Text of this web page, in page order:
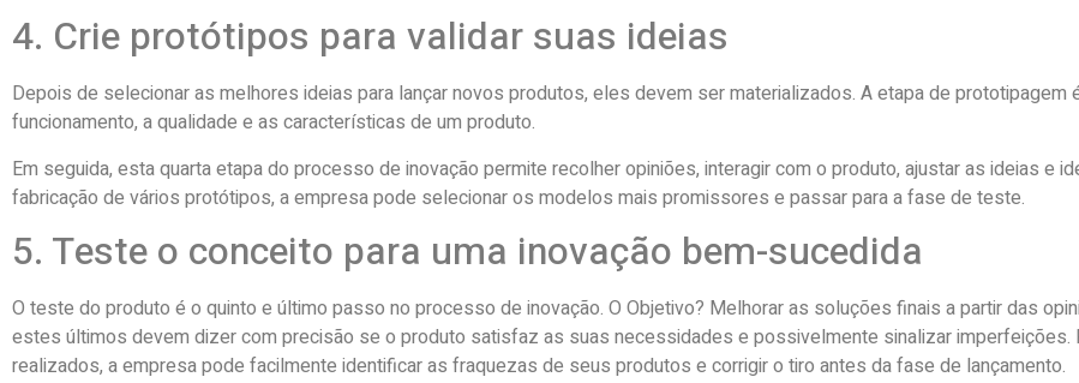
4. Crie protótipos para validar suas ideias
Depois de selecionar as melhores ideias para lançar novos produtos, eles devem ser materializados. A etapa de prototipagem
funcionamento, a qualidade e as características de um produto.
Em seguida, esta quarta etapa do processo de inovação permite recolher opiniões, interagir com o produto, ajustar as ideias e
fabricação de vários protótipos, a empresa pode selecionar os modelos mais promissores e passar para a fase de teste.
5. Teste o conceito para uma inovação bem-sucedida
O teste do produto é o quinto e último passo no processo de inovação. O Objetivo? Melhorar as soluções finais a partir das
estes últimos devem dizer com precisão se o produto satisfaz as suas necessidades e possivelmente sinalizar imperfeições.
realizados, a empresa pode facilmente identificar as fraquezas de seus produtos e corrigir o tiro antes da fase de lançamento.